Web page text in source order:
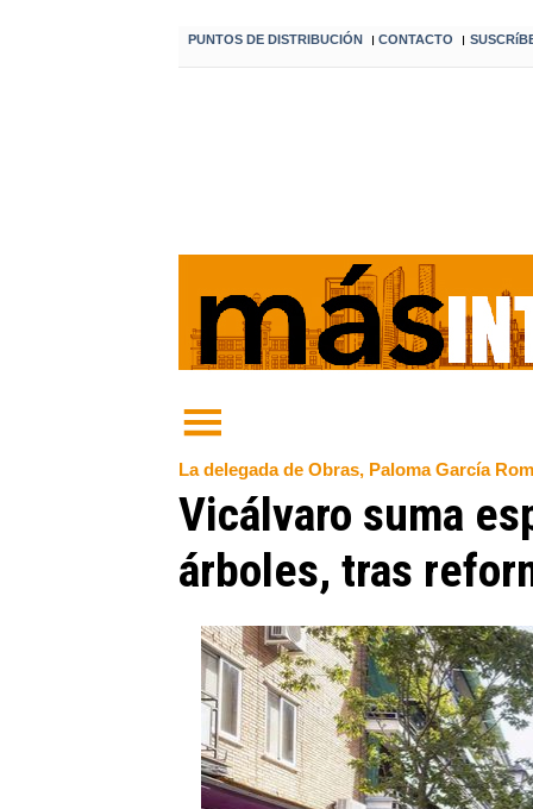
PUNTOS DE DISTRIBUCIÓN I CONTACTO I
La delegada de Obras, Paloma García
Vicálvaro suma
árboles, tras